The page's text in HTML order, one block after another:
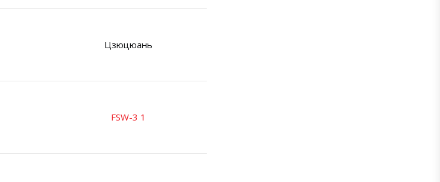
Цзюцюань
FSW-3 1